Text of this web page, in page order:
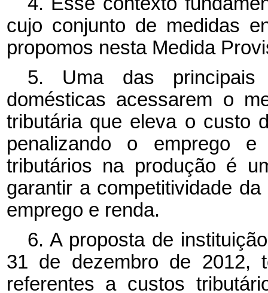
cujo conjunto de medidas
propomos nesta Medida
5. Uma das principais
domésticas acessarem o
tributária que eleva o custo
penalizando o emprego
tributários na produção é
garantir a competitividade
emprego e renda.
6. A proposta de
31 de dezembro de 2012,
referentes a custos